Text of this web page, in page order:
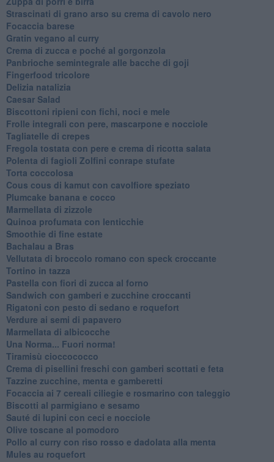
Strascinati di grano arso su crema di cavolo nero
Focaccia barese
Gratin vegano al curry
Crema di zucca e poché al gorgonzola
Panbrioche semintegrale alle bacche di goji
Fingerfood tricolore
Delizia natalizia
Caesar Salad
Biscottoni ripieni con fichi, noci e mele
Frolle integrali con pere, mascarpone e nocciole
Tagliatelle di crepes
Fregola tostata con pere e crema di ricotta salata
Polenta di fagioli Zolfini conrape stufate
Torta coccolosa
Cous cous di kamut con cavolfiore speziato
Plumcake banana e cocco
Marmellata di zizzole
Quinoa profumata con lenticchie
Smoothie di fine estate
Bachalau a Bras
Vellutata di broccolo romano con speck croccante
Tortino in tazza
Pastella con fiori di zucca al forno
Sandwich con gamberi e zucchine croccanti
Rigatoni con pesto di sedano e roquefort
Verdure ai semi di papavero
Marmellata di albicocche
Una Norma... Fuori norma!
Tiramisù cioccococco
Crema di pisellini freschi con gamberi scottati e feta
Tazzine zucchine, menta e gamberetti
Focaccia ai 7 cereali ciliegie e rosmarino con taleggio
Biscotti al parmigiano e sesamo
Sauté di lupini con ceci e nocciole
Olive toscane al pomodoro
Pollo al curry con riso rosso e dadolata alla menta
Mules au roquefort